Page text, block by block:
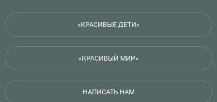
«КРАСИВЫЕ ДЕТИ»
«КРАСИВЫЙ МИР»
НАПИСАТЬ НАМ